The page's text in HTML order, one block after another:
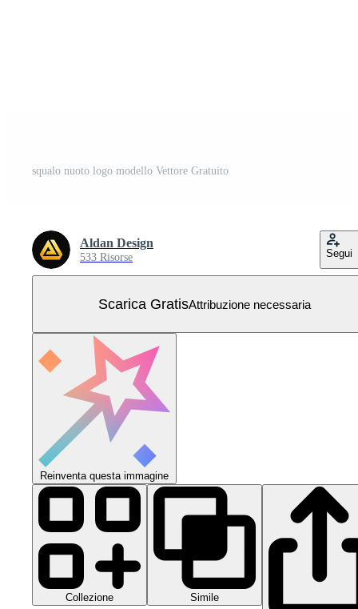
squalo nuoto logo modello Vettore Gratuito
Aldan Design
533 Risorse Segui
Scarica GratisAttribuzione necessaria
Reinventa questa immagine
Collezione Simile